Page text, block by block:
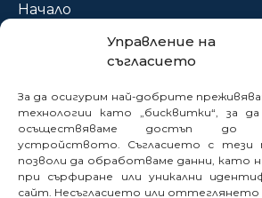
Управление на
съгласието
За да осигурим най-добрите
технологии като „бисквитки“, за да
осъществяваме достъп до
устройството. Съгласието с тези
позволи да обработваме данни, като
при сърфиране или уникални
сайт. Несъгласието или оттеглянето
Начало
Новини
Нормативна база
Електронни услуги
Профил на купувача
Кариери